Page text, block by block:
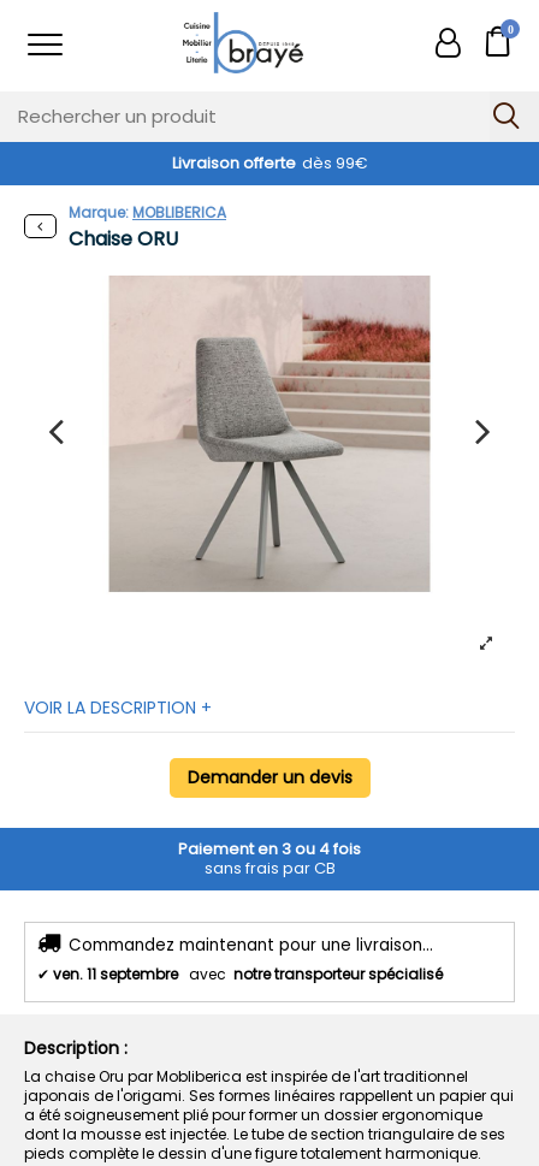
0
Livraison offerte dès 99€
Chaise ORU
Marque:MOBLIBERICA
VOIR LA DESCRIPTION +
Demander un devis
Paiement en 3 ou 4 fois
sans frais par CB
Commandez maintenant pour une livraison...
✔ ven. 11 septembre avec notre transporteur spécialisé
Description :
La chaise Oru par Mobliberica est inspirée de l'art traditionnel
japonais de l'origami. Ses formes linéaires rappellent un papier qui
a été soigneusement plié pour former un dossier ergonomique
dont la mousse est injectée. Le tube de section triangulaire de ses
pieds complète le dessin d'une figure totalement harmonique.